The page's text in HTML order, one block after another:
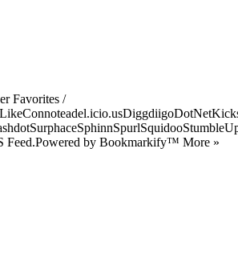
Favorites /
Feed.Powered by Bookmarkify™ More »